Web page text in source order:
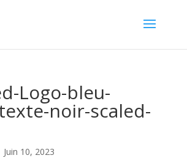
Logo-bleu-
noir-scaled-
Juin 10, 2023